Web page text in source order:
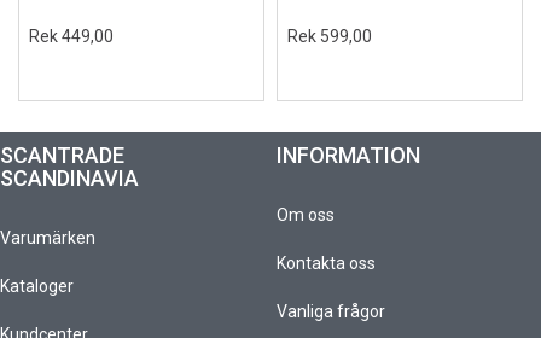
Rek 449,00 Rek 599,00
SCANTRADE
SCANDINAVIA
Varumärken
Kataloger
INFORMATION
Om oss
Kontakta oss
Vanliga frågor